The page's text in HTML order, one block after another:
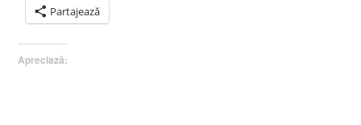
12.9-
Partajează
Apreciază: